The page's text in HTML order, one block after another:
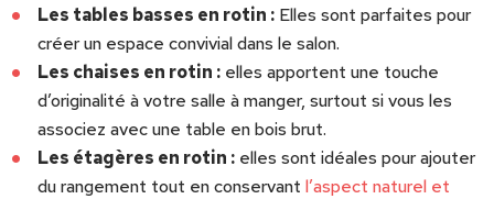
Les tables basses en rotin :Elles sont parfaites pour
créer un espace convivial dans le salon.
Les chaises en rotin :elles apportent une touche
d’originalité à votre salle à manger, surtout si vous les
associez avec une table en bois brut.
Les étagères en rotin :elles sont idéales pour ajouter
du rangement tout en conservant l’aspect naturel et